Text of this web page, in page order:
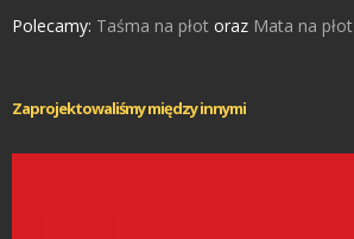
Polecamy: Taśma na płot oraz Mata na płot
Zaprojektowaliśmy między innymi